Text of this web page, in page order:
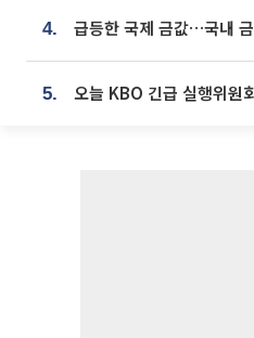
4. 급등한 국제 금값…국내
5. 오늘 KBO 긴급 실행위원